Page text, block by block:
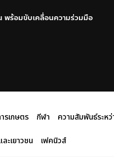
พร้อมขับเคลื่อนความร่วมมือ
รเกษตร กีฬา
ความสัมพันธ์ระหว่
ละเยาวชน เฟคนิวส์